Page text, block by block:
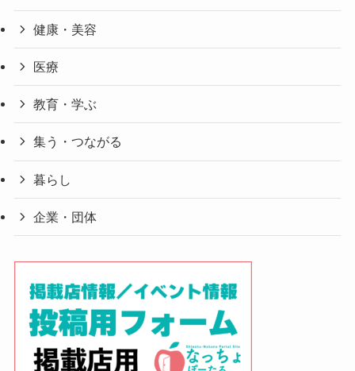
健康・美容
医療
教育・学ぶ
集う・つながる
暮らし
企業・団体